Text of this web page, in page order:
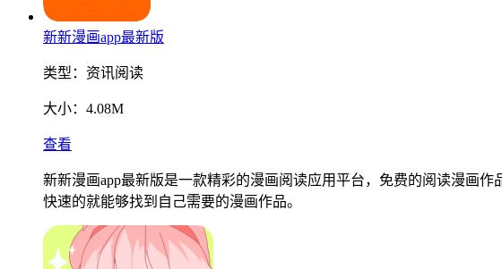
新新漫画app最新版
类型： 资讯阅读
大小： 4.08M
查看
新新漫画app最新版是一款精彩的漫画阅读应用平台，免费的阅读漫画
快速的就能够找到自己需要的漫画作品。